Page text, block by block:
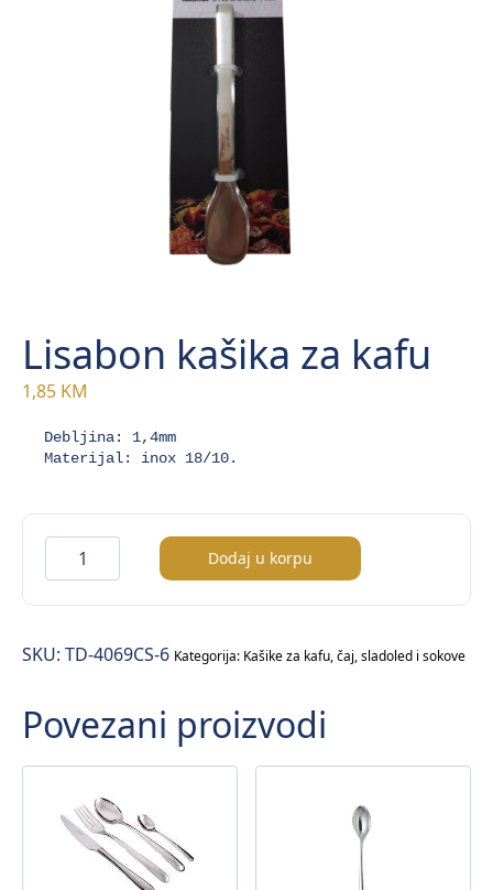
Lisabon kašika za kafu
1,85 KM
Debljina: 1,4mm
Materijal: inox 18/10.
Lisabon
kašika
za
količina
Dodaj u korpu
SKU: TD-4069CS-6 Kategorija: Kašike za kafu, čaj, sladoled i sokove
Povezani proizvodi